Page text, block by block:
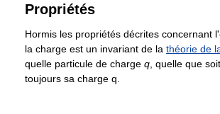
Propriétés
Hormis les propriétés décrites concernant
la charge est un invariant de la théorie de
quelle particule de charge q , quelle que
toujours sa charge q.